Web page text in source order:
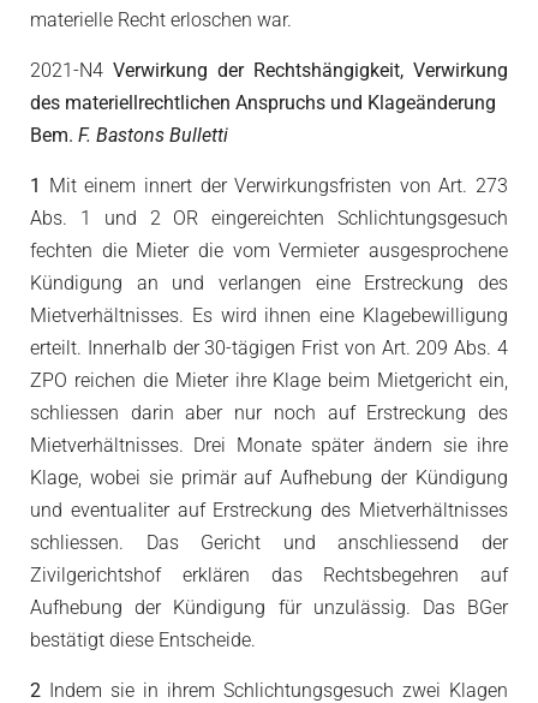
materielle Recht erloschen war.
2021-N4 Verwirkung der Rechtshängigkeit, Verwirkung
des materiellrechtlichen Anspruchs und Klageänderung
Bem. F. Bastons Bulletti
1 Mit einem innert der Verwirkungsfristen von Art. 273
Abs. 1 und 2 OR eingereichten Schlichtungsgesuch
fechten die Mieter die vom Vermieter ausgesprochene
Kündigung an und verlangen eine Erstreckung des
Mietverhältnisses. Es wird ihnen eine Klagebewilligung
erteilt. Innerhalb der 30-tägigen Frist von Art. 209 Abs. 4
ZPO reichen die Mieter ihre Klage beim Mietgericht ein,
schliessen darin aber nur noch auf Erstreckung des
Mietverhältnisses. Drei Monate später ändern sie ihre
Klage, wobei sie primär auf Aufhebung der Kündigung
und eventualiter auf Erstreckung des Mietverhältnisses
schliessen. Das Gericht und anschliessend der
Zivilgerichtshof erklären das Rechtsbegehren auf
Aufhebung der Kündigung für unzulässig. Das BGer
bestätigt diese Entscheide.
2 Indem sie in ihrem Schlichtungsgesuch zwei Klagen